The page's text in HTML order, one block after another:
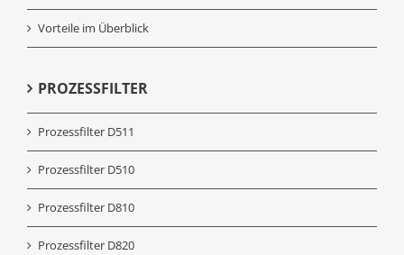
Vorteile im Überblick
PROZESSFILTER
Prozessfilter D511
Prozessfilter D510
Prozessfilter D810
Prozessfilter D820